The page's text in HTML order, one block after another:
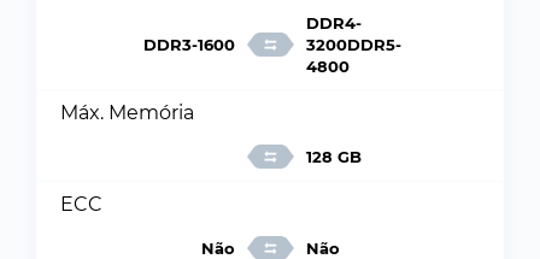
DDR3-1600
DDR4-
3200DDR5-
4800
Máx. Memória
128 GB
ECC
Não Não